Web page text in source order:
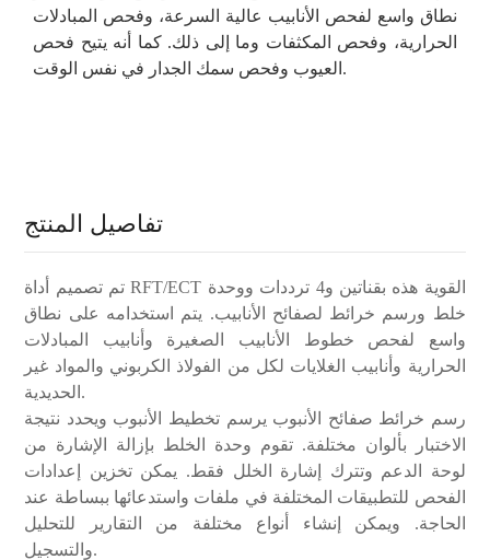
نطاق واسع لفحص الأنابيب عالية السرعة، وفحص المبادلات
الحرارية، وفحص المكثفات وما إلى ذلك. كما أنه يتيح فحص
العيوب وفحص سمك الجدار في نفس الوقت.
تفاصيل المنتج
تم تصميم أداة RFT/ECT القوية هذه بقناتين و4 ترددات ووحدة
خلط ورسم خرائط لصفائح الأنابيب. يتم استخدامه على نطاق
واسع لفحص خطوط الأنابيب الصغيرة وأنابيب المبادلات
الحرارية وأنابيب الغلايات لكل من الفولاذ الكربوني والمواد غير
الحديدية.
رسم خرائط صفائح الأنبوب يرسم تخطيط الأنبوب ويحدد نتيجة
الاختبار بألوان مختلفة. تقوم وحدة الخلط بإزالة الإشارة من
لوحة الدعم وتترك إشارة الخلل فقط. يمكن تخزين إعدادات
الفحص للتطبيقات المختلفة في ملفات واستدعائها ببساطة عند
الحاجة. ويمكن إنشاء أنواع مختلفة من التقارير للتحليل
والتسجيل.